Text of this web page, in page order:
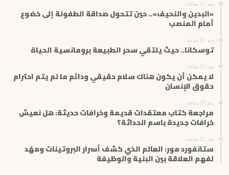
ر
منذ 21 ساعة
«البدين والنحيف».. حين تتحول صداقة الطفولة إلى خضوع
أمام المنصب
منذ 21 ساعة
توسكانا.. حيث يلتقي سحر الطبيعة برومانسية الحياة
منذ 21 ساعة
لا يمكن أن يكون هناك سلام حقيقي ودائم ما لم يتم احترام
حقوق الإنسان
منذ 21 ساعة
مراجعة كتاب معتقدات قديمة وخرافات حديثة: هل نعيش
خرافات جديدة باسم الحداثة؟
منذ 21 ساعة
ستانفورد مور: العالم الذي كشف أسرار البروتينات ومهّد
لفهم العلاقة بين البنية والوظيفة